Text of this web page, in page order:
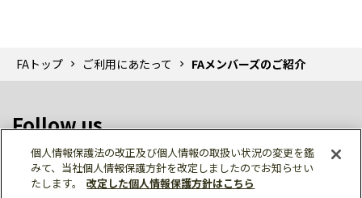
FAトップ ご利用にあたって FAメンバーズのご紹介
Follow us
個人情報保護法の改正及び個人情報の取扱い状況の変更を鑑
みて、当社個人情報保護方針を改定しましたのでお知らせい
たします。
改定した個人情報保護方針はこちら